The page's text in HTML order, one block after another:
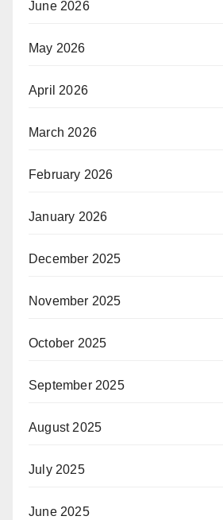
June 2026
May 2026
April 2026
March 2026
February 2026
January 2026
December 2025
November 2025
October 2025
September 2025
August 2025
July 2025
June 2025